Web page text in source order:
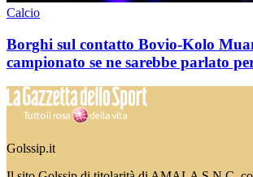
Calcio
Borghi sul contatto Bovio-Kolo
campionato se ne sarebbe parlato
Golssip.it